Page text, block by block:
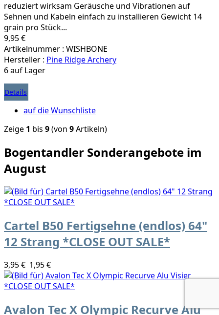
reduziert wirksam Geräusche und Vibrationen auf
Sehnen und Kabeln einfach zu installieren Gewicht 14
grain pro Stück...
9,95 €
Artikelnummer : WISHBONE
Hersteller : Pine Ridge Archery
6 auf Lager
Details
auf die Wunschliste
Zeige 1 bis 9(von 9Artikeln)
Bogentandler Sonderangebote im
August
Cartel B50 Fertigsehne (endlos) 64"
12 Strang *CLOSE OUT SALE*
3,95 € 1,95 €
Avalon Tec X Olympic Recurve Alu